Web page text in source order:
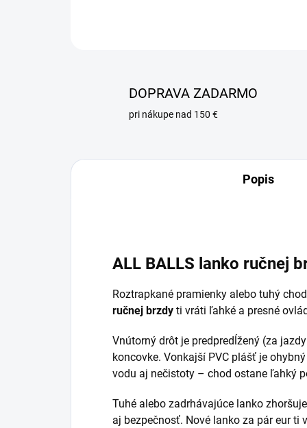
DOPRAVA ZADARMO
pri nákupe nad 150 €
Popis
ALL BALLS lanko ručnej
Roztrapkané pramienky alebo tuhý
ručnej brzdy ti vráti ľahké a presné
Vnútorný drôt je predpredĺžený (za
koncovke. Vonkajší PVC plášť je
vodu aj nečistoty – chod ostane ľahký
Tuhé alebo zadrhávajúce lanko
aj bezpečnosť. Nové lanko za pár eur ti